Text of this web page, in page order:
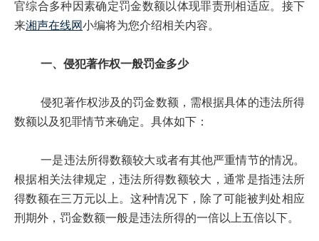
官综合多种因素确定罚金数额以体现罪责刑相适应。接下
来湘声在线网小编将为您介绍相关内容。
一、侵犯著作权一般罚金多少
侵犯著作权涉及的罚金数额，需根据具体的违法所得
数额以及犯罪情节来确定。具体如下：
一是违法所得数额较大或者有其他严重情节的情况。
根据相关法律规定，违法所得数额较大，通常是指违法所
得数额在三万元以上。这种情况下，除了可能被判处相应
刑期外，罚金数额一般是违法所得的一倍以上五倍以下。